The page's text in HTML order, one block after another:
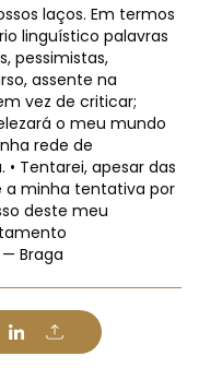
laços. Em termos
linguístico palavras
pessimistas,
assente na
vez de criticar;
o meu mundo
rede de
Tentarei, apesar das
a minha tentativa por
deste meu
Braga